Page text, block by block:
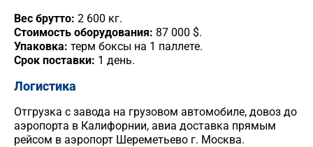
Вес брутто: 2 600 кг.
Стоимость оборудования: 87 000 $.
Упаковка: терм боксы на 1 паллете.
Срок поставки: 1 день.
Логистика
Отгрузка с завода на грузовом автомобиле, довоз до
аэропорта в Калифорнии, авиа доставка прямым
рейсом в аэропорт Шереметьево г. Москва.